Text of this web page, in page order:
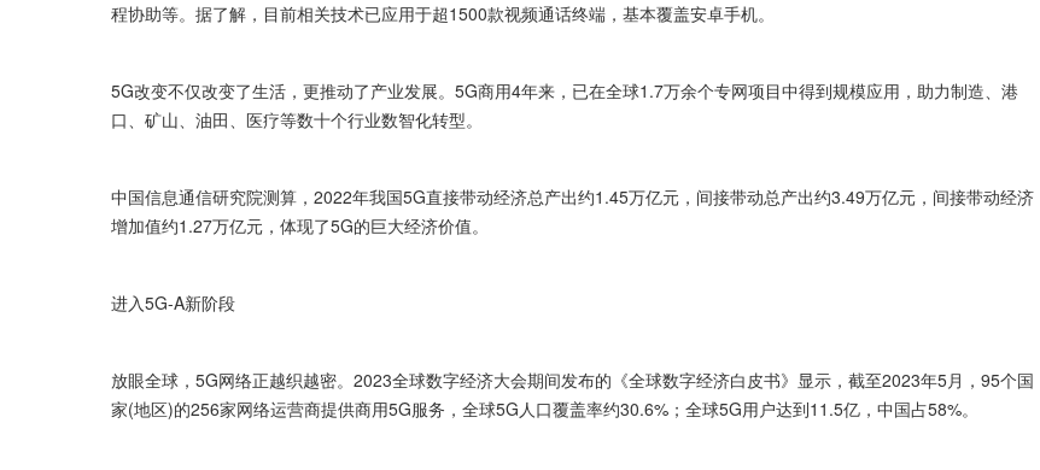
程协助等。据了解，目前相关技术已应用于超1500款视频通话终端，基本覆盖安卓手机。
5G改变不仅改变了生活，更推动了产业发展。5G商用4年来，已在全球1.7万余个专网项目中得到规模应用，助力制造、港
口、矿山、油田、医疗等数十个行业数智化转型。
中国信息通信研究院测算，2022年我国5G直接带动经济总产出约1.45万亿元，间接带动总产出约3.49万亿元，间接带动经济
增加值约1.27万亿元，体现了5G的巨大经济价值。
进入5G-A新阶段
放眼全球，5G网络正越织越密。2023全球数字经济大会期间发布的《全球数字经济白皮书》显示，截至2023年5月，95个国
家(地区)的256家网络运营商提供商用5G服务，全球5G人口覆盖率约30.6%；全球5G用户达到11.5亿，中国占58%。